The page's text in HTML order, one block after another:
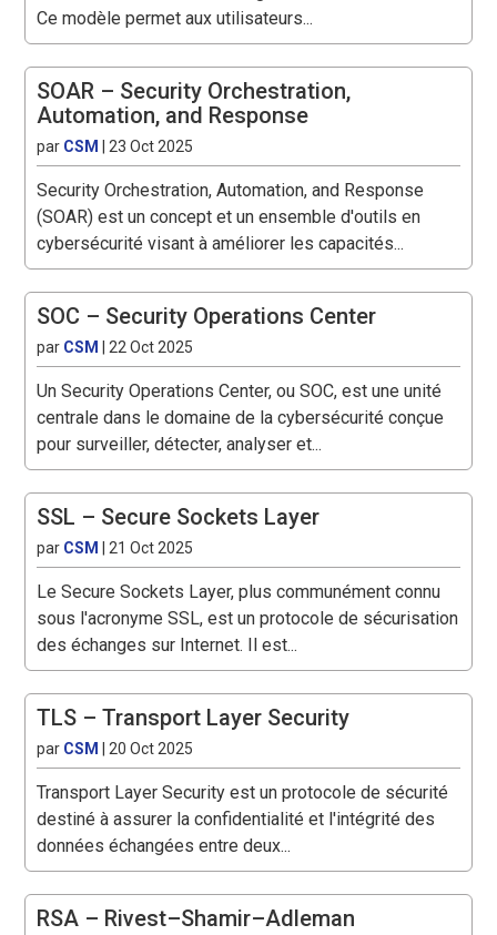
Ce modèle permet aux utilisateurs...
SOAR – Security Orchestration,
Automation, and Response
par CSM 23 Oct 2025
Security Orchestration, Automation, and Response
(SOAR) est un concept et un ensemble d'outils en
cybersécurité visant à améliorer les capacités...
SOC – Security Operations Center
par CSM 22 Oct 2025
Un Security Operations Center, ou SOC, est une unité
centrale dans le domaine de la cybersécurité conçue
pour surveiller, détecter, analyser et...
SSL – Secure Sockets Layer
par CSM 21 Oct 2025
Le Secure Sockets Layer, plus communément connu
sous l'acronyme SSL, est un protocole de sécurisation
des échanges sur Internet. Il est...
TLS – Transport Layer Security
par CSM 20 Oct 2025
Transport Layer Security est un protocole de sécurité
destiné à assurer la confidentialité et l'intégrité des
données échangées entre deux...
RSA – Rivest–Shamir–Adleman